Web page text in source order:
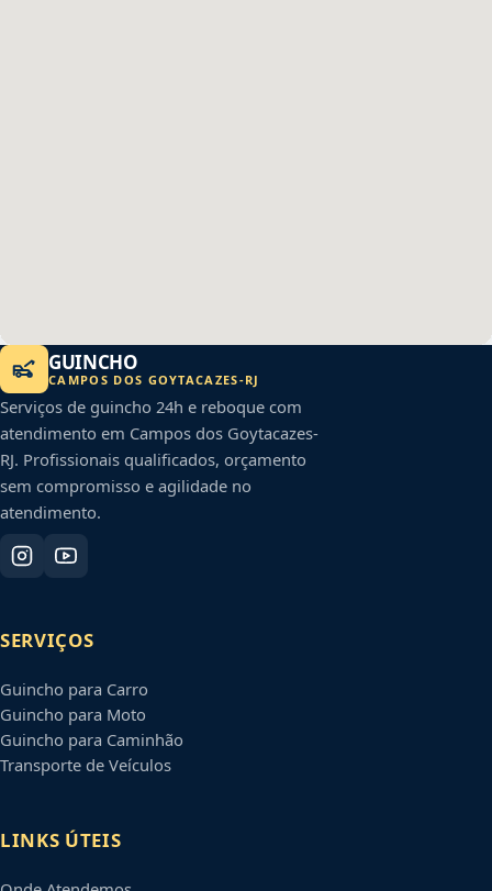
GUINCHO
CAMPOS DOS GOYTACAZES-RJ
Serviços de guincho 24h e reboque com
atendimento em Campos dos Goytacazes-
RJ. Profissionais qualificados, orçamento
sem compromisso e agilidade no
atendimento.
SERVIÇOS
Guincho para Carro
Guincho para Moto
Guincho para Caminhão
Transporte de Veículos
LINKS ÚTEIS